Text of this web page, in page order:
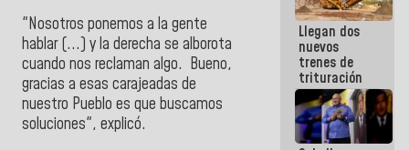
"Nosotros ponemos a la gente
hablar (...) y la derecha se alborota
cuando nos reclaman algo. Bueno,
gracias a esas carajeadas de
nuestro Pueblo es que buscamos
soluciones", explicó.
Llegan dos
nuevos
trenes de
trituración
para
optimizar
manejo de
escombros